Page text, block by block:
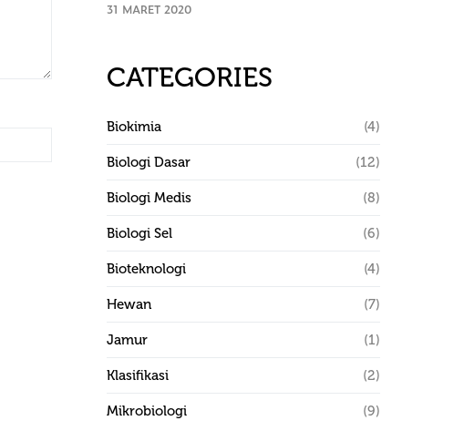
31 MARET 2020
CATEGORIES
Biokimia (4)
Biologi Dasar (12)
Biologi Medis (8)
Biologi Sel (6)
Bioteknologi (4)
Hewan (7)
Jamur (1)
Klasifikasi (2)
Mikrobiologi (9)